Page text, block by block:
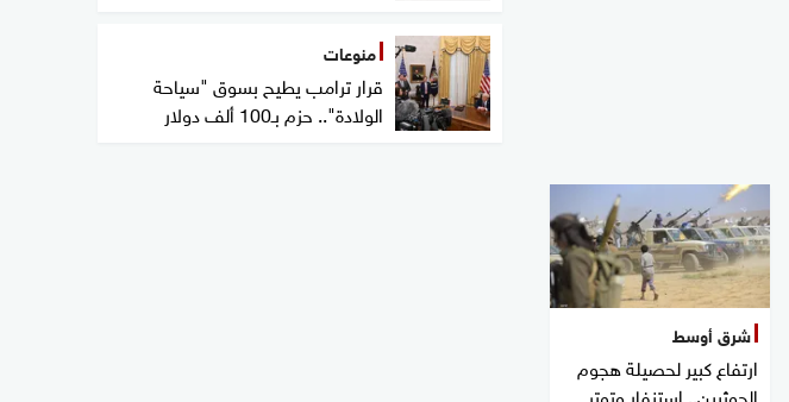
شرق أوسط
ارتفاع كبير لحصيلة هجوم
الحوثيين.. استنفار وتوتر
منوعات
قرار ترامب يطيح بسوق "سياحة
الولادة".. حزم بـ100 ألف دولار